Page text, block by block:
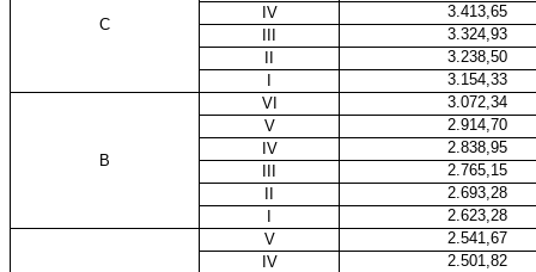
C
IV
3.413,65
3.324,93
3.238,50
3.154,33
B
VI
3.072,34
V
2.914,70
IV
2.838,95
2.765,15
2.693,28
2.623,28
V
2.541,67
IV
2.501,82